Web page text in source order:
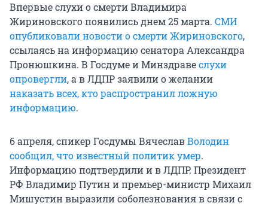
Впервые слухи о смерти Владимира
Жириновского появились днем 25 марта. СМИ
опубликовали новости о смерти Жириновского,
ссылаясь на информацию сенатора Александра
Пронюшкина. В Госдуме и Минздравеслухи
опровергли, а в ЛДПР заявили о желании
наказать всех, кто распространил ложную
информацию.
6 апреля, спикер Госдумы ВячеславВолодин
сообщил, что известный политик умер.
Информацию подтвердили и в ЛДПР. Президент
РФ Владимир Путин и премьер-министр Михаил
Мишустин выразили соболезнования в связи с